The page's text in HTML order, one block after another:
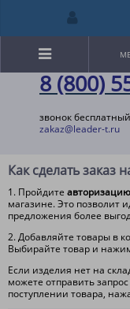
8 (800)
звонок
zakaz@leader-t.ru
Как сделать заказ
1. Пройдите авторизацию
магазине. Это позволит
предложения более
2. Добавляйте товары в
Выбирайте товар и
Если изделия нет на
можете отправить
поступлении товара,